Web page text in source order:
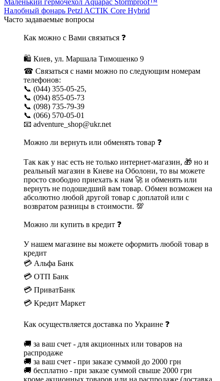
Налобный фонарь Petzl ACTIK Core Hybrid
Часто задаваемые вопросы
Как можно с Вами связаться ❓
🛍 Киев, ул. Маршала Тимошенко 9
☎ Связаться с нами можно по следующим номерам
телефонов:
📞 (044) 355-05-25,
📞 (094) 855-05-73
📞 (098) 735-79-39
📞 (066) 570-05-01
📧 adventure_shop@ukr.net
Можно ли вернуть или обменять товар ❓
Так как у нас есть не только интернет-магазин, 🎁 но и
реальный магазин в Киеве на Оболони, то вы можете
просто свободно приехать к нам 🚀 и обменять или
вернуть не подошедший вам товар. Обмен возможен на
абсолютно любой другой товар с доплатой или с
возвратом разницы в стоимости. 💯
Можно ли купить в кредит ❓
У нашем магазине вы можете оформить любой товар в
кредит
💳 Альфа Банк
💳 ОТП Банк
💳 ПриватБанк
💳 Кредит Маркет
Как осуществляется доставка по Украине ❓
🚚 за ваш счет - для акционных или товаров на
распродаже
🚚 за ваш счет - при заказе суммой до 2000 грн
🚚 бесплатно - при заказе суммой свыше 2000 грн
кроме акционных товаров или на распродаже (доставка